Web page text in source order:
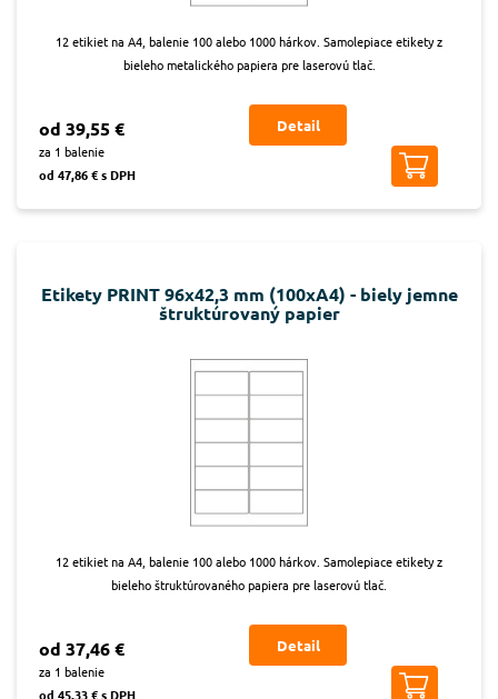
12 etikiet na A4, balenie 100 alebo 1000 hárkov. Samolepiace etikety z
bieleho metalického papiera pre laserovú tlač.
od 39,55 €
za 1 balenie
od 47,86 € s DPH
Detail
Etikety PRINT 96x42,3 mm (100xA4) - biely jemne
štruktúrovaný papier
12 etikiet na A4, balenie 100 alebo 1000 hárkov. Samolepiace etikety z
bieleho štruktúrovaného papiera pre laserovú tlač.
od 37,46 €
za 1 balenie
od 45,33 € s DPH
Detail